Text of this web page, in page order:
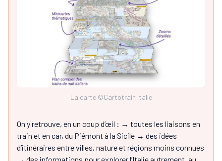
La carte ©Cartotrain Italie
On y retrouve, en un coup d’œil : → toutes les liaisons en
train et en car, du Piémont à la Sicile → des idées
d’itinéraires entre villes, nature et régions moins connues